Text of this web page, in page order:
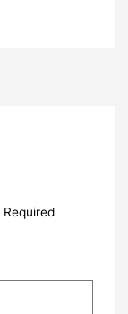
Required